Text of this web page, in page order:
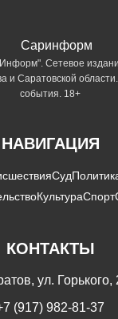
Сетевое
и Саратовской
события. 18+
НАВИГАЦИЯ
Суд
КультураСпорт
КОНТАКТЫ
ул. Горького,
(917) 982-81-37